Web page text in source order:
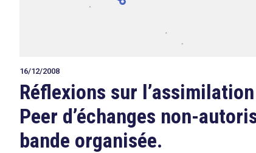
16/12/2008
Réflexions sur
Peer d’échanges non-
bande organisée.